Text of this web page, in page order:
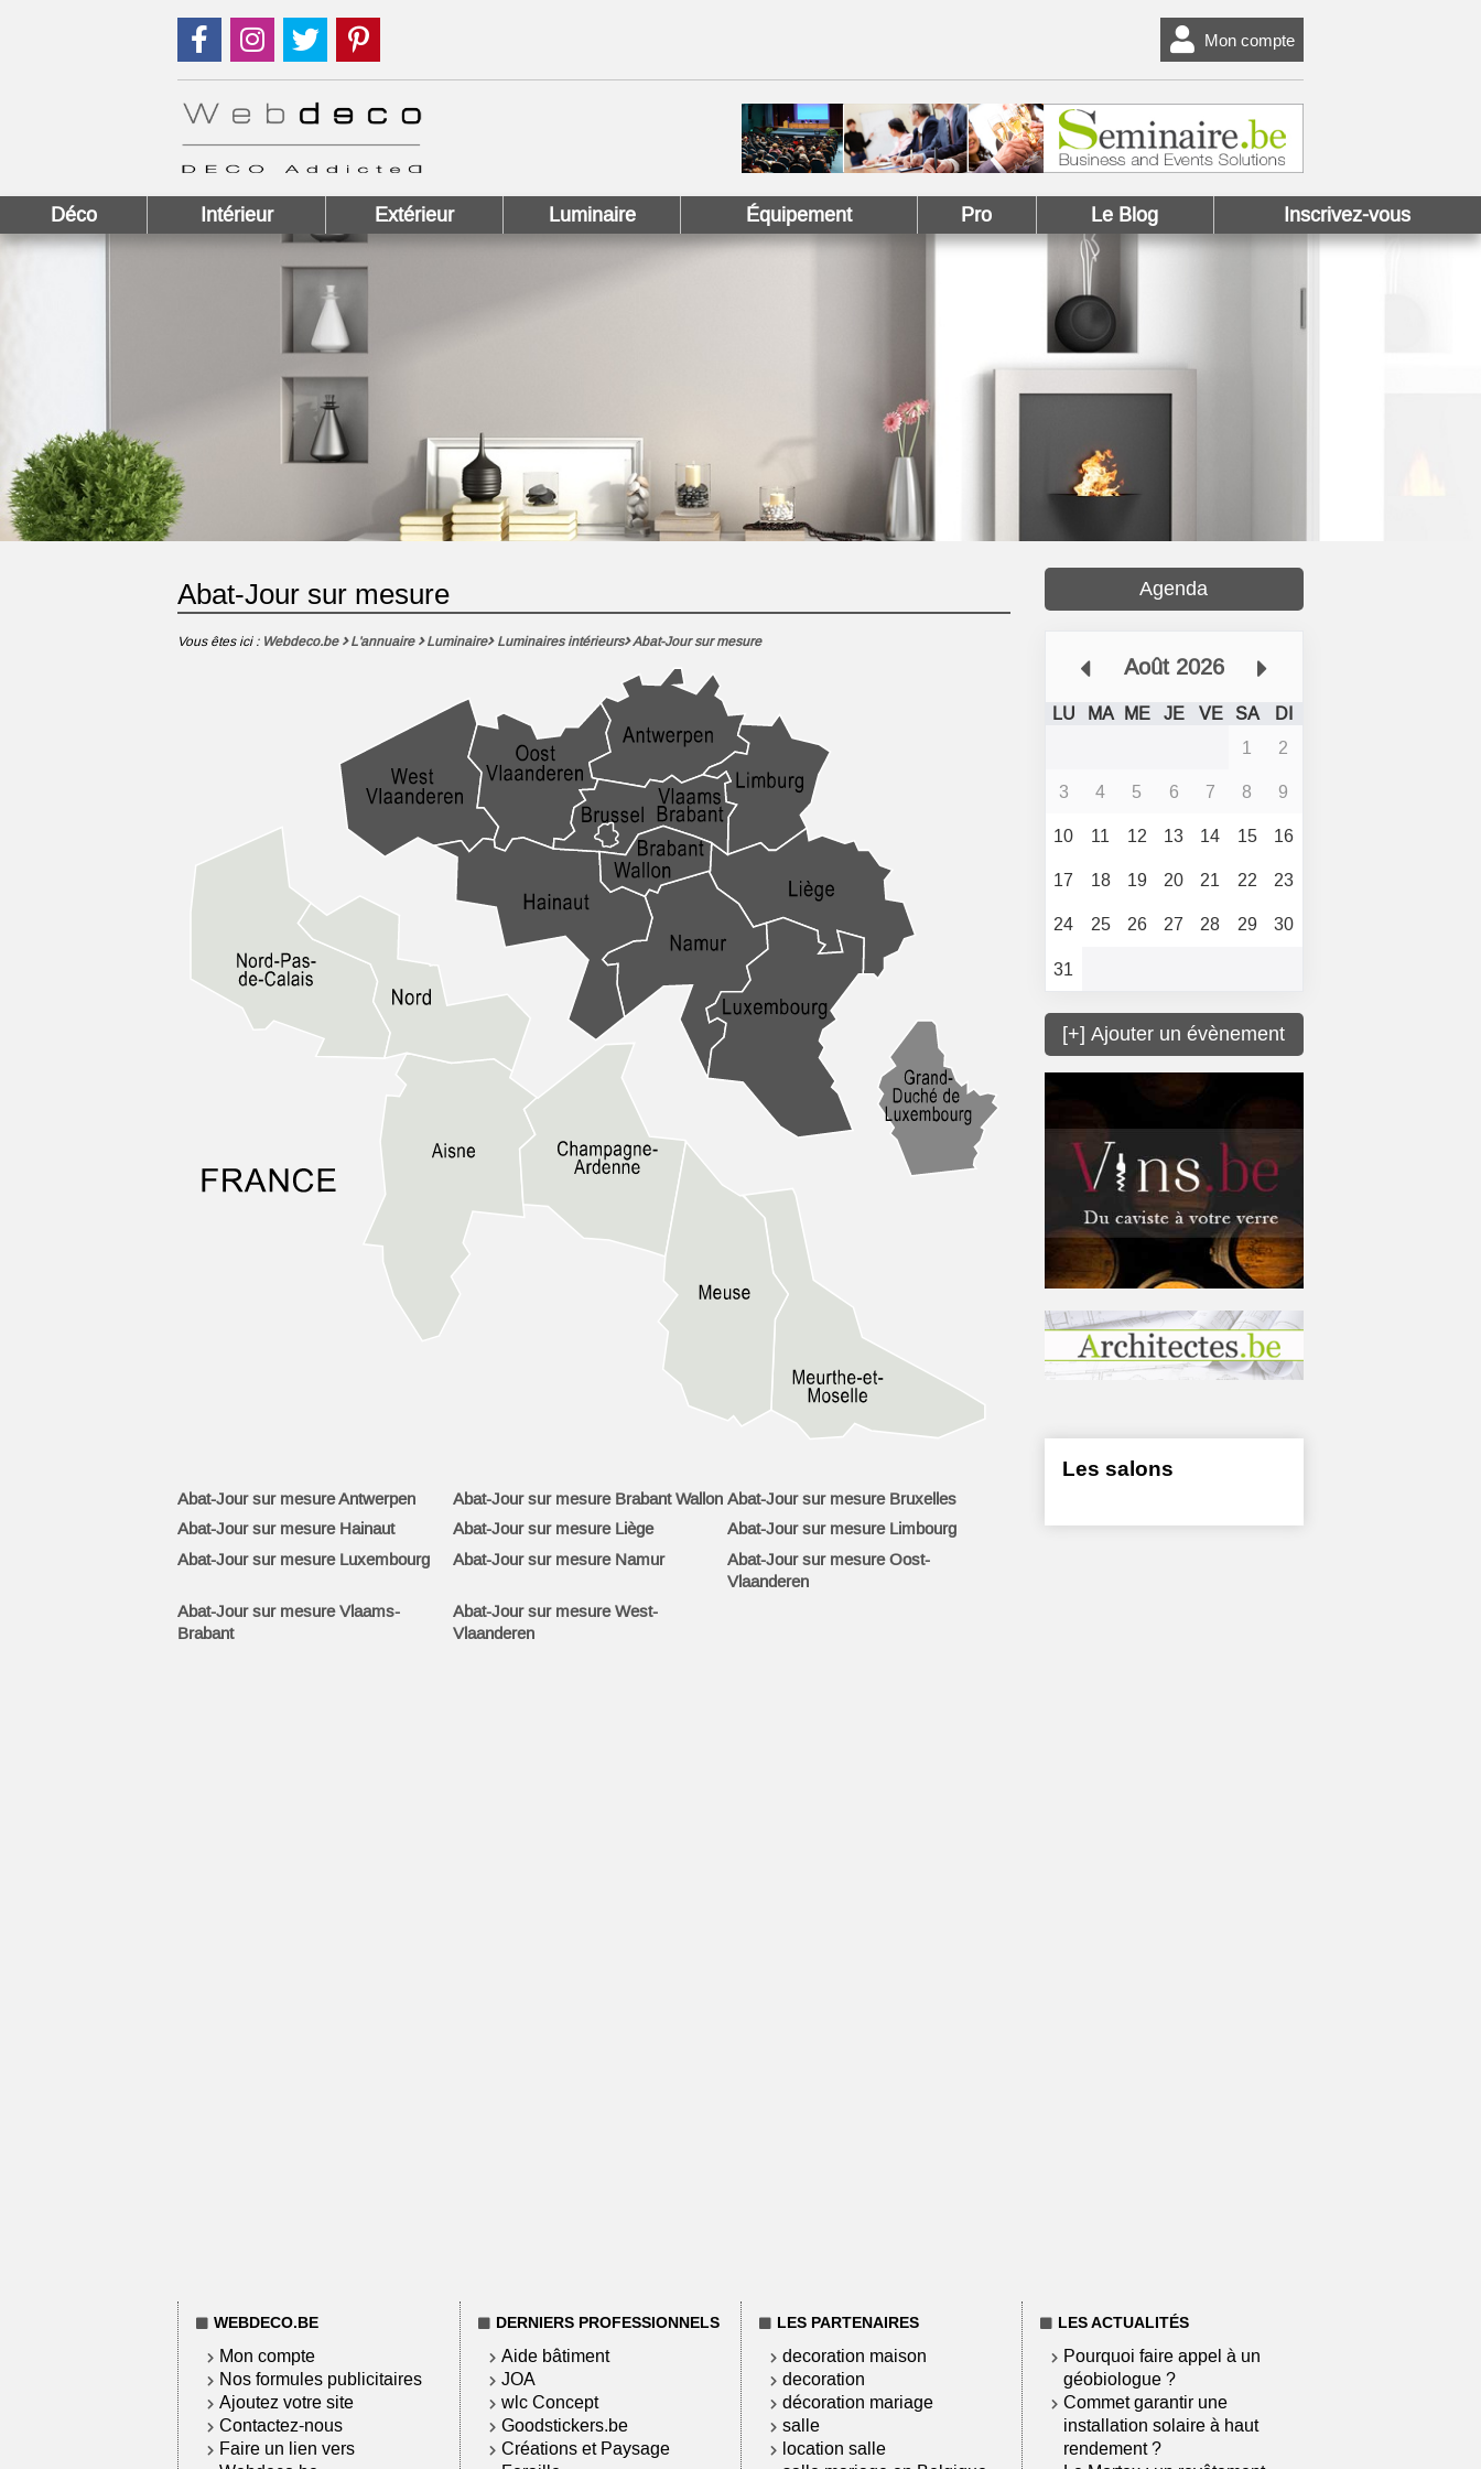
Suivez nous sur Facebook !
Suivez nous sur Instagram !
Suivez nous sur Twitter ! Mon compte
Déco Intérieur Extérieur Luminaire Équipement Pro Le Blog Inscrivez-vous
Abat-Jour sur mesure
Vous êtes ici : Webdeco.be L'annuaire Luminaire Luminaires intérieurs Abat-Jour sur mesure
Abat-Jour sur mesure Antwerpen Abat-Jour sur mesure Brabant Wallon Abat-Jour sur mesure Bruxelles
Abat-Jour sur mesure Hainaut
Abat-Jour sur mesure Liège
Abat-Jour sur mesure Limbourg
Abat-Jour sur mesure Luxembourg
Abat-Jour sur mesure Namur
Abat-Jour sur mesure Oost-
Vlaanderen
Abat-Jour sur mesure Vlaams-
Brabant
Abat-Jour sur mesure West-
Vlaanderen
Agenda
Août 2026
LU MA ME JE VE SA
DI
1
2
3
4 5 6 7 8
9
10
11 12 13 14 15
16
17
18 19 20 21 22
23
24
25 26 27 28 29
30
31
[+] Ajouter un évènement
Les salons
WEBDECO.BE
Mon compte
Nos formules publicitaires
Ajoutez votre site
Contactez-nous
Faire un lien vers
DERNIERS PROFESSIONNELS
Aide bâtiment
JOA
wlc Concept
Goodstickers.be
Créations et Paysage
LES PARTENAIRES
decoration maison
decoration
décoration mariage
salle
location salle
LES ACTUALITÉS
Pourquoi faire appel à un
géobiologue ?
Commet garantir une
installation solaire à haut
rendement ?